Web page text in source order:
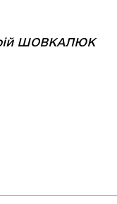
ШОВКАЛЮК